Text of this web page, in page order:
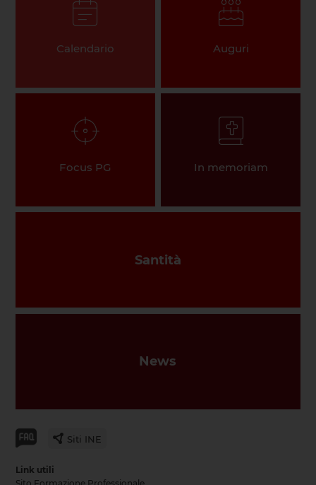
Calendario Auguri
Focus PG In memoriam
Santità
News
Siti INE
Link utili